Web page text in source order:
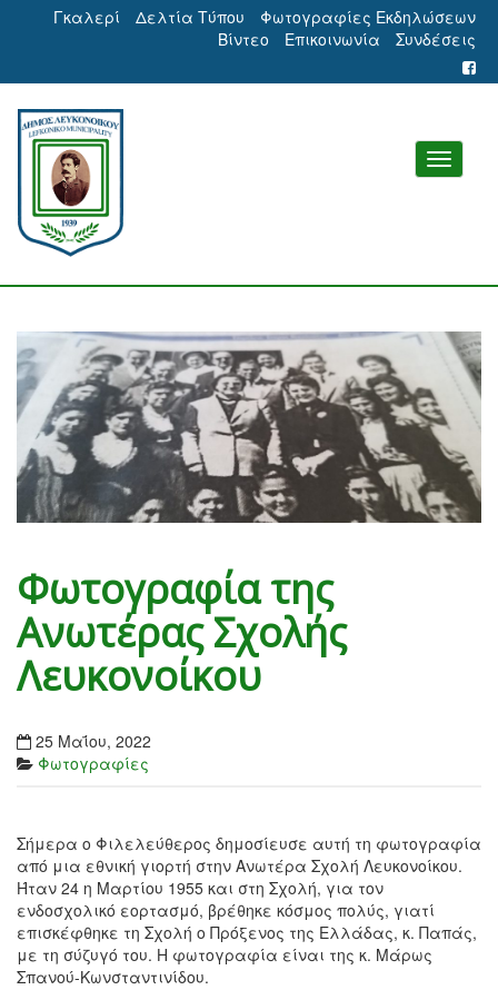
Γκαλερί Δελτία Τύπου
Φωτογραφίες Εκδηλώσεων
Βίντεο
Επικοινωνία Συνδέσεις
Φωτογραφία της
Ανωτέρας Σχολής
Λευκονοίκου
25 Μαΐου, 2022
Φωτογραφίες
Σήμερα ο Φιλελεύθερος δημοσίευσε αυτή τη φωτογραφία
από μια εθνική γιορτή στην Ανωτέρα Σχολή Λευκονοίκου.
Ήταν 24 η Μαρτίου 1955 και στη Σχολή, για τον
ενδοσχολικό εορτασμό, βρέθηκε κόσμος πολύς, γιατί
επισκέφθηκε τη Σχολή ο Πρόξενος της Ελλάδας, κ. Παπάς,
με τη σύζυγό του. Η φωτογραφία είναι της κ. Μάρως
Σπανού-Κωνσταντινίδου.